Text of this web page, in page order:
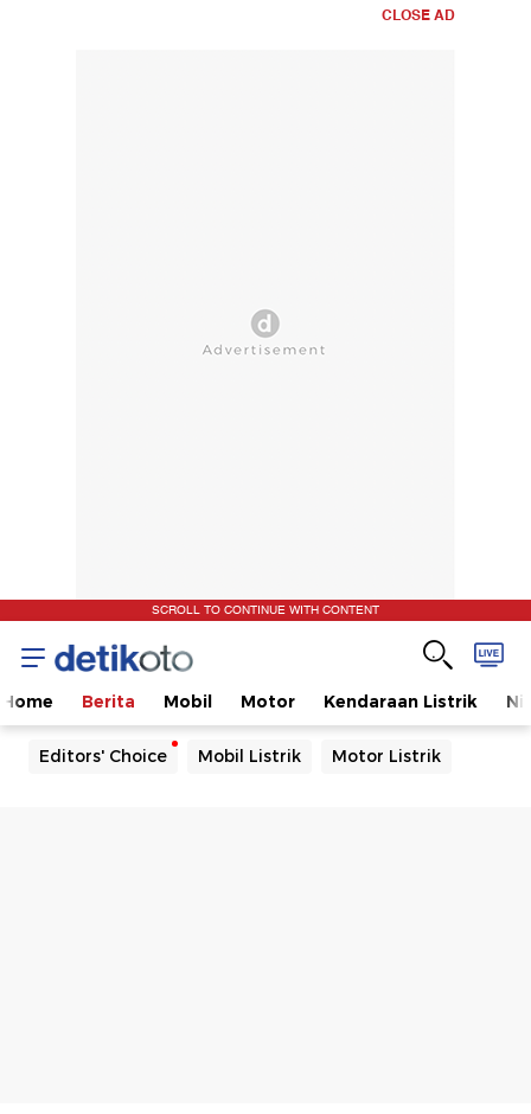
CLOSE AD
SCROLL TO CONTINUE WITH CONTENT
Home Berita Mobil Motor Kendaraan Listrik
Editors' Choice Mobil Listrik Motor Listrik